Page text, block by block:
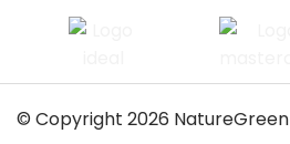
© Copyright 2026 NatureGreen